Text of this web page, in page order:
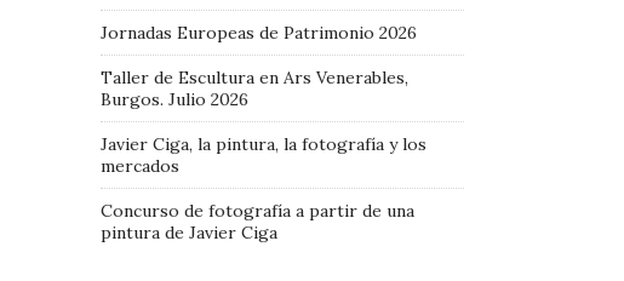
Jornadas Europeas de Patrimonio 2026
Taller de Escultura en Ars Venerables,
Burgos. Julio 2026
Javier Ciga, la pintura, la fotografía y los
mercados
Concurso de fotografía a partir de una
pintura de Javier Ciga